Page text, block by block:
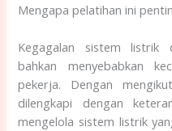
Mengapa pelatihan ini
Kegagalan sistem listrik
bahkan menyebabkan
pekerja. Dengan
dilengkapi dengan
mengelola sistem listrik